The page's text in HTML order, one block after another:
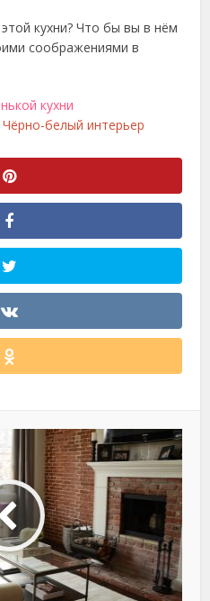
кухни? Что бы вы в нём
соображениями в
кухни
Чёрно-белый интерьер